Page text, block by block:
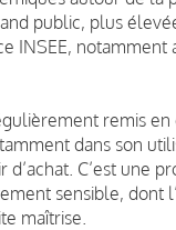
public, plus
INSEE, notamment
remis
dans son
C’est une
sensible, dont
maîtrise.